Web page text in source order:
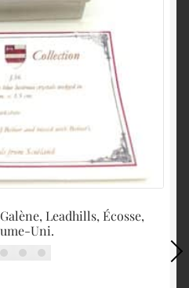
Leadhills, Écosse,
Uni.